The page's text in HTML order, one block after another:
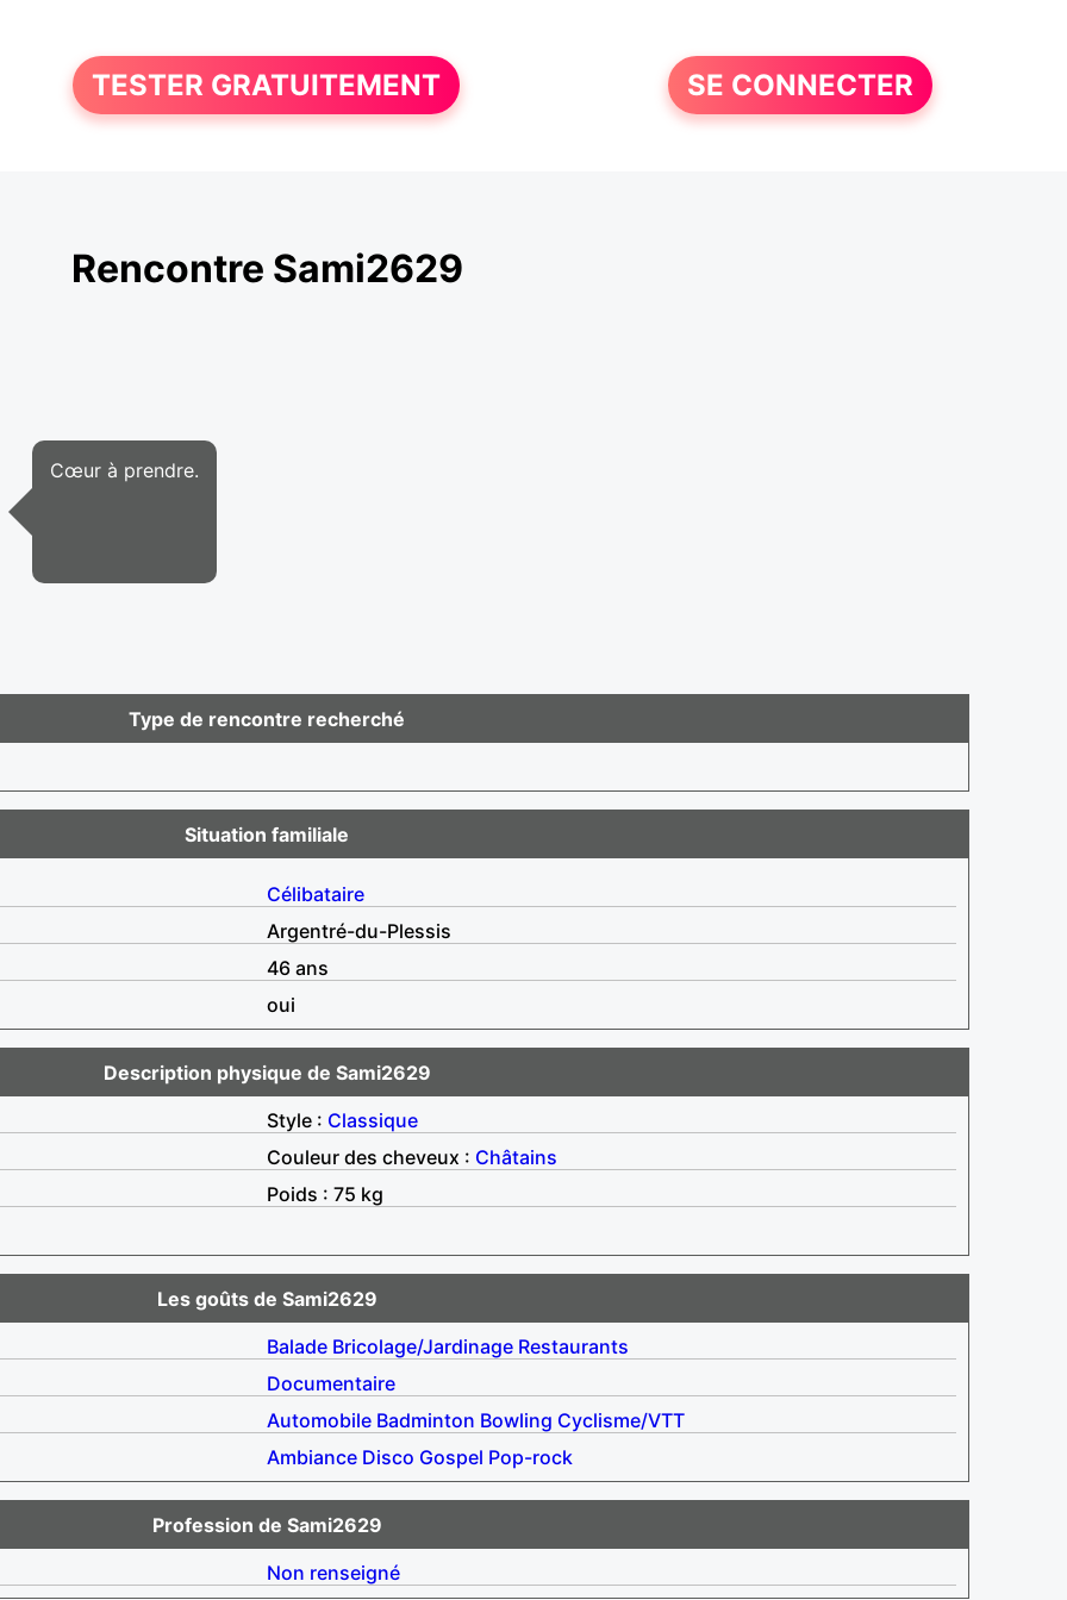
TESTER GRATUITEMENT SE CONNECTER
Rencontre Sami2629
Cœur à prendre.
Type de rencontre recherché
Situation familiale
Célibataire
Argentré-du-Plessis
46 ans
oui
Description physique de Sami2629
Style : Classique
Couleur des cheveux : Châtains
Poids : 75 kg
Les goûts de Sami2629
Balade Bricolage/Jardinage Restaurants
Documentaire
Automobile Badminton Bowling Cyclisme/VTT
Ambiance Disco Gospel Pop-rock
Profession de Sami2629
Non renseigné